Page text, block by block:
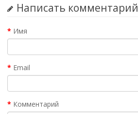
Написать комментарий
Имя
Email
Комментарий